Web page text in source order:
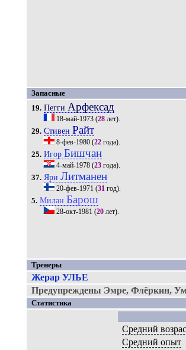
Запасные
19. Пегги Арфексад
18-май-1973(28лет).
29. Стивен Райт
8-фев-1980(22года).
25. Игор Бишчан
4-май-1978(23года).
37. Яри Литманен
20-фев-1971 (31год).
5. Милан Барош
28-окт-1981 (20лет).
Тренеры
Жерар УЛЬЕ
Предупреждены Эмре, Флёркин,
Статистика
Средний
Средний опыт